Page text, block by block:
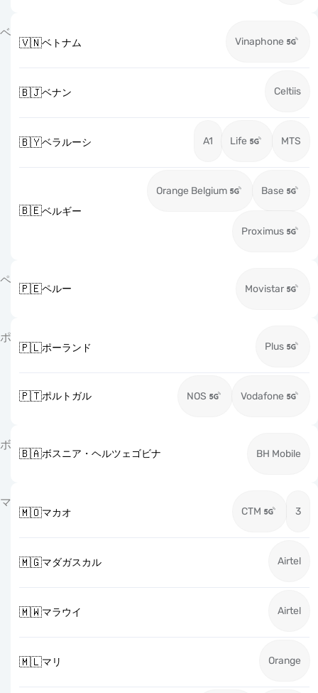
ベ
🇻🇳ベトナム Vinaphone
🇧🇯ベナン Celtiis
🇧🇾ベラルーシ A1 Life MTS
🇧🇪ベルギー
Orange Belgium Base
Proximus
ペ
🇵🇪ペルー Movistar
ポ
🇵🇱ポーランド Plus
🇵🇹ポルトガル NOS Vodafone
ボ
🇧🇦ボスニア・ヘルツェゴビナ BH Mobile
マ
🇲🇴マカオ CTM 3
🇲🇬マダガスカル Airtel
🇲🇼マラウイ Airtel
🇲🇱マリ Orange